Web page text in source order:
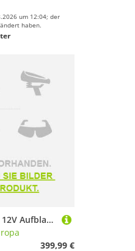
um 12:04; der
haben.
Jobe Infinity Pump 12V Aufblasbare Pumpe 450L/min für SUP Island Pool
399,99 €